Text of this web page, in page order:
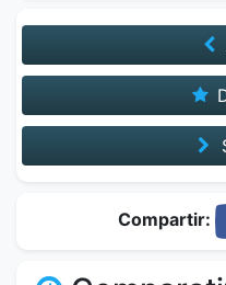
Compartir: